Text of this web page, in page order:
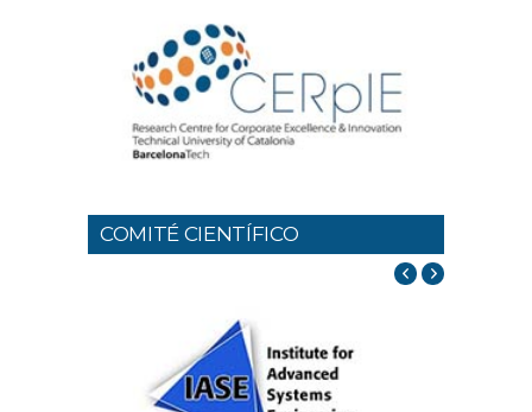
COMITÉ CIENTÍFICO